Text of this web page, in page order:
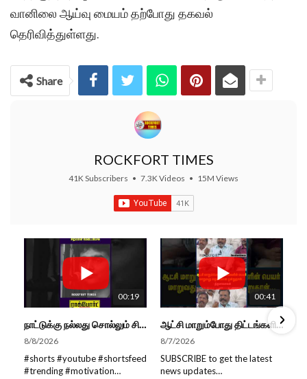
வானிலை ஆய்வு மையம் தற்போது தகவல்
தெரிவித்துள்ளது.
Share
ROCKFORT TIMES
41K Subscribers • 7.3K Videos • 15M Views
00:19
நாட்டுக்கு நல்லது சொல்லும் சிறப்பான மேடைப்பேச்சு... #shorts #subscribe #video
8/8/2026
#shorts #youtube #shortsfeed
#trending #motivation
00:41
ஆட்சி மாறும்போது திட்டங்களின் பெயர் மாறுவது வழக்கமான ஒன்று தான்... திருமாவளவன்
8/7/2026
SUBSCRIBE to get the latest
news updates